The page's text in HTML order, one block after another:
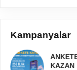
Kampanyalar
KAZAN